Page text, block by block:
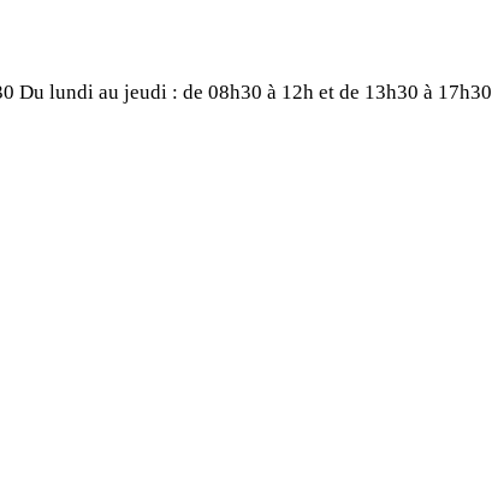
Du lundi au jeudi : de 08h30 à 12h et de 13h30 à 17h30